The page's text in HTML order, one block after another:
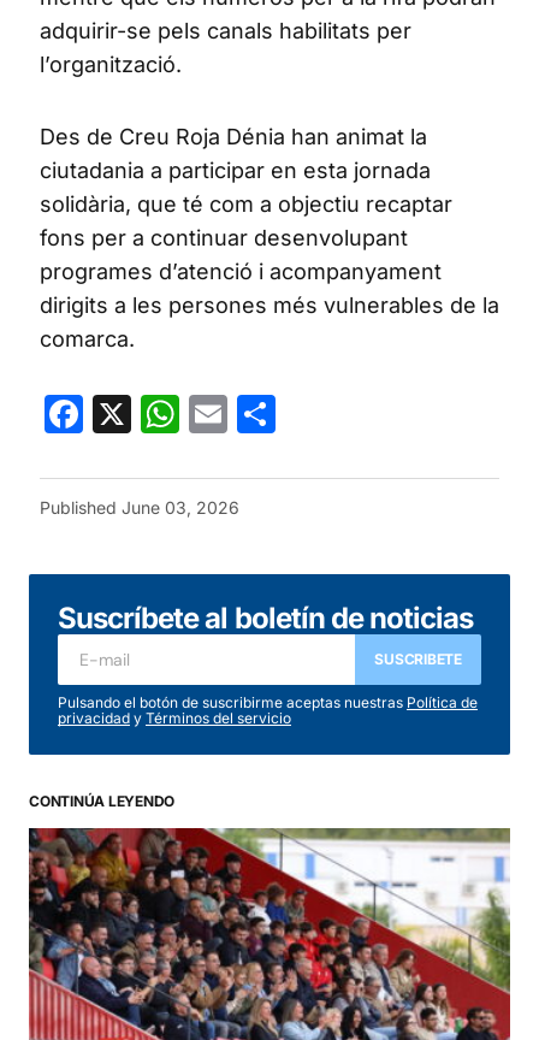
adquirir-se pels canals habilitats per
l’organització.
Des de Creu Roja Dénia han animat la
ciutadania a participar en esta jornada
solidària, que té com a objectiu recaptar
fons per a continuar desenvolupant
programes d’atenció i acompanyament
dirigits a les persones més vulnerables de la
comarca.
Facebook
X WhatsApp
Email
Published June 03, 2026
Suscríbete al boletín de noticias
SUSCRIBETE
Pulsando el botón de suscribirme aceptas nuestras Política de
privacidad y Términos del servicio
CONTINÚA LEYENDO